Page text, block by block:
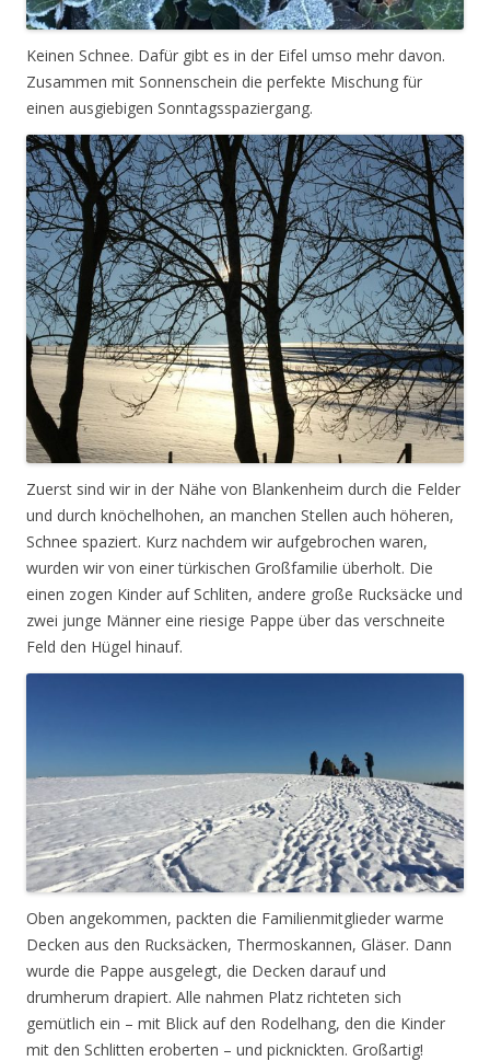
Keinen Schnee. Dafür gibt es in der Eifel umso mehr davon.
Zusammen mit Sonnenschein die perfekte Mischung für
einen ausgiebigen Sonntagsspaziergang.
Zuerst sind wir in der Nähe von Blankenheim durch die Felder
und durch knöchelhohen, an manchen Stellen auch höheren,
Schnee spaziert. Kurz nachdem wir aufgebrochen waren,
wurden wir von einer türkischen Großfamilie überholt. Die
einen zogen Kinder auf Schliten, andere große Rucksäcke und
zwei junge Männer eine riesige Pappe über das verschneite
Feld den Hügel hinauf.
Oben angekommen, packten die Familienmitglieder warme
Decken aus den Rucksäcken, Thermoskannen, Gläser. Dann
wurde die Pappe ausgelegt, die Decken darauf und
drumherum drapiert. Alle nahmen Platz richteten sich
gemütlich ein – mit Blick auf den Rodelhang, den die Kinder
mit den Schlitten eroberten – und picknickten. Großartig!